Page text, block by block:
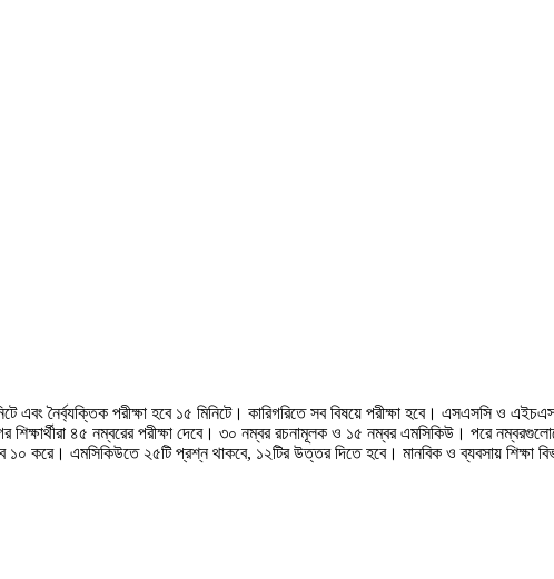
পরীক্ষা হবে ১৫ মিনিটে। কারিগরিতে সব বিষয়ে পরীক্ষা হবে। এসএসসি ও
৪৫ নম্বরের পরীক্ষা দেবে। ৩০ নম্বর রচনামূলক ও ১৫ নম্বর এমসিকিউ। পরে
এমসিকিউতে ২৫টি প্রশ্ন থাকবে, ১২টির উত্তর দিতে হবে। মানবিক ও ব্যবসায় শিক্ষা